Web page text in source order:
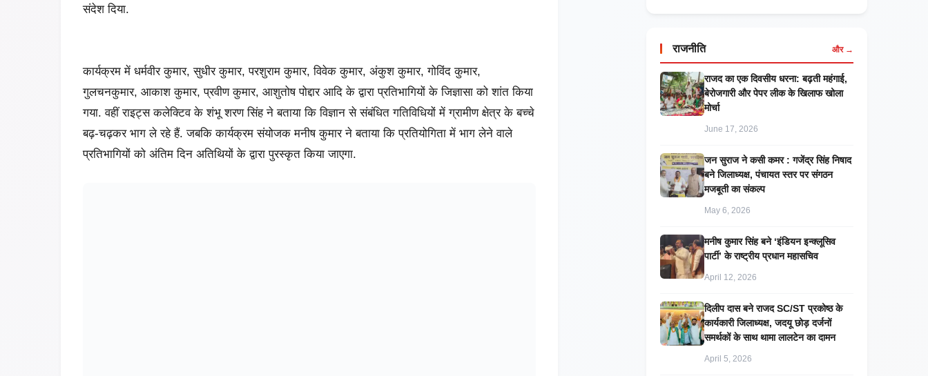
संदेश दिया.
कार्यक्रम में धर्मवीर कुमार, सुधीर कुमार, परशुराम कुमार, विवेक कुमार, अंकुश कुमार, गोविंद कुमार,
गुलचनकुमार, आकाश कुमार, प्रवीण कुमार, आशुतोष पोद्दार आदि के द्वारा प्रतिभागियों के जिज्ञासा को शांत किया
गया. वहीं राइट्स कलेक्टिव के शंभू शरण सिंह ने बताया कि विज्ञान से संबंधित गतिविधियों में ग्रामीण क्षेत्र के बच्चे
बढ़-चढ़कर भाग ले रहे हैं. जबकि कार्यक्रम संयोजक मनीष कुमार ने बताया कि प्रतियोगिता में भाग लेने वाले
प्रतिभागियों को अंतिम दिन अतिथियों के द्वारा पुरस्कृत किया जाएगा.
राजनीति और →
राजद का एक दिवसीय धरना: बढ़ती महंगाई,
बेरोजगारी और पेपर लीक के खिलाफ खोला
मोर्चा
June 17, 2026
जन सुराज ने कसी कमर : गजेंद्र सिंह निषाद
बने जिलाध्यक्ष, पंचायत स्तर पर संगठन
मजबूती का संकल्प
May 6, 2026
मनीष कुमार सिंह बने ‘इंडियन इन्क्लूसिव
पार्टी’ के राष्ट्रीय प्रधान महासचिव
April 12, 2026
दिलीप दास बने राजद SC/ST प्रकोष्ठ के
कार्यकारी जिलाध्यक्ष, जदयू छोड़ दर्जनों
समर्थकों के साथ थामा लालटेन का दामन
April 5, 2026